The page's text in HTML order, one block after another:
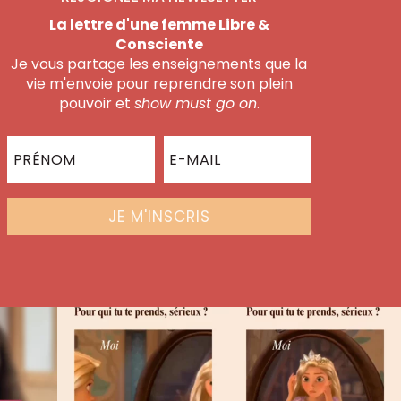
La lettre d'une femme Libre &
Consciente
Je vous partage les enseignements que la
vie m'envoie pour reprendre son plein
pouvoir et show must go on.
JE M'INSCRIS